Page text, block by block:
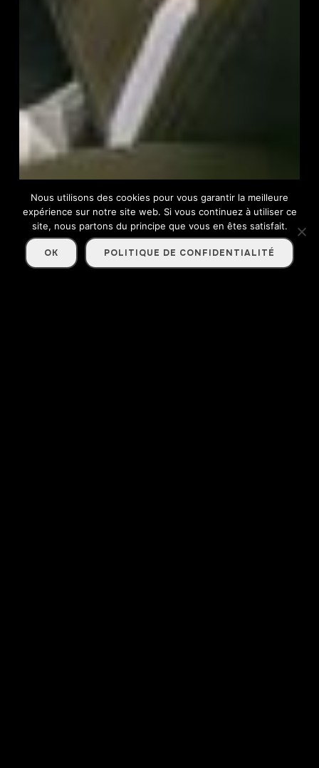
Nous utilisons des cookies pour vous garantir la meilleure
expérience sur notre site web. Si vous continuez à utiliser ce
site, nous partons du principe que vous en êtes satisfait.
OK POLITIQUE DE CONFIDENTIALITÉ